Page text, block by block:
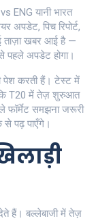
ENG यानी भारत
अपडेट, पिच रिपोर्ट,
ताज़ा खबर आई है —
पहले अपडेट होगा।
पेश करती हैं। टेस्ट में
T20 में तेज़ शुरुआत
फॉर्मेट समझना जरूरी
पढ़ पाएँगे।
हैं। बल्लेबाजी में तेज़